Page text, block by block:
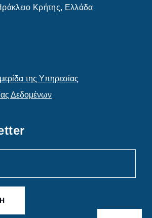
Κρήτης, Ελλάδα
της Υπηρεσίας
Δεδομένων